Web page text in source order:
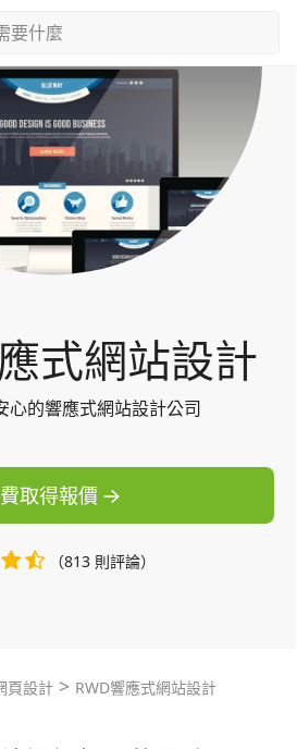
式網站設計
心的響應式網站設計公司
取得報價
（813 則評論）
頁設計 > RWD響應式網站設計